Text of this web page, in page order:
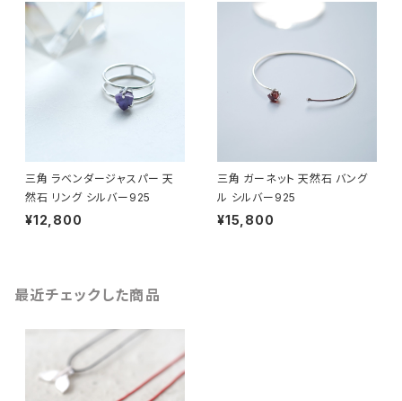
三角 ラベンダージャスパー 天
然石 リング シルバー925
¥12,800
三角 ガーネット 天然石 バング
ル シルバー925
¥15,800
最近チェックした商品